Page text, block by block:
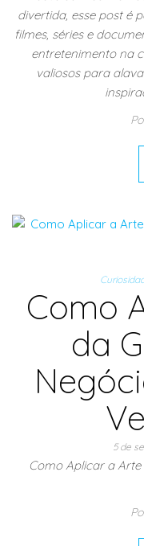
divertida, esse post é
filmes, séries e
entretenimento na
valiosos para
Como
da
5 de
Como Aplicar a